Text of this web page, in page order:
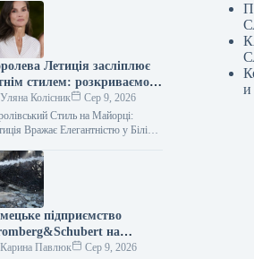
Летиція засліплює
стилем: розкриваємо
її наймодніших
Уляна Колісник
Сер 9, 2026
Стиль на Майорці:
Вражає Елегантністю у Білій
родина розпочала серпень
підприємство
на
припинило
Карина Павлюк Сер 9, 2026
и